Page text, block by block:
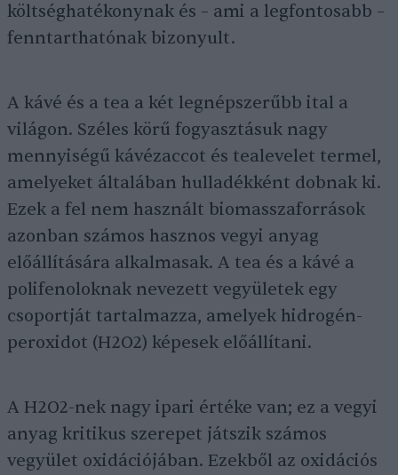
költséghatékonynak és – ami a legfontosabb –
fenntarthatónak bizonyult.
A kávé és a tea a két legnépszerűbb ital a
világon. Széles körű fogyasztásuk nagy
mennyiségű kávézaccot és tealevelet termel,
amelyeket általában hulladékként dobnak ki.
Ezek a fel nem használt biomasszaforrások
azonban számos hasznos vegyi anyag
előállítására alkalmasak. A tea és a kávé a
polifenoloknak nevezett vegyületek egy
csoportját tartalmazza, amelyek hidrogén-
peroxidot (H2O2) képesek előállítani.
A H2O2-nek nagy ipari értéke van; ez a vegyi
anyag kritikus szerepet játszik számos
vegyület oxidációjában. Ezekből az oxidációs